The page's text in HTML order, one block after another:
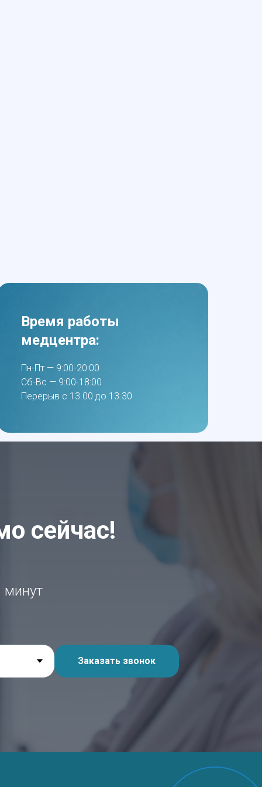
Время работы
медцентра:
Пн-Пт — 9:00-20:00
Сб-Вс — 9:00-18:00
Перерыв с 13.00 до 13.30
сейчас!
минут
Заказать звонок